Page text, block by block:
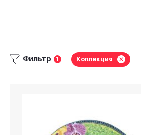
Фильтр 1 Коллекция